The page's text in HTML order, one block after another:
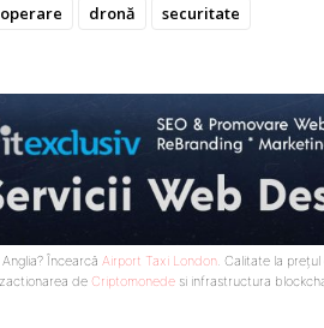
dronă securitate
Încearcă Airport Taxi London. Calitate la
de Criptomonede si infrastructura